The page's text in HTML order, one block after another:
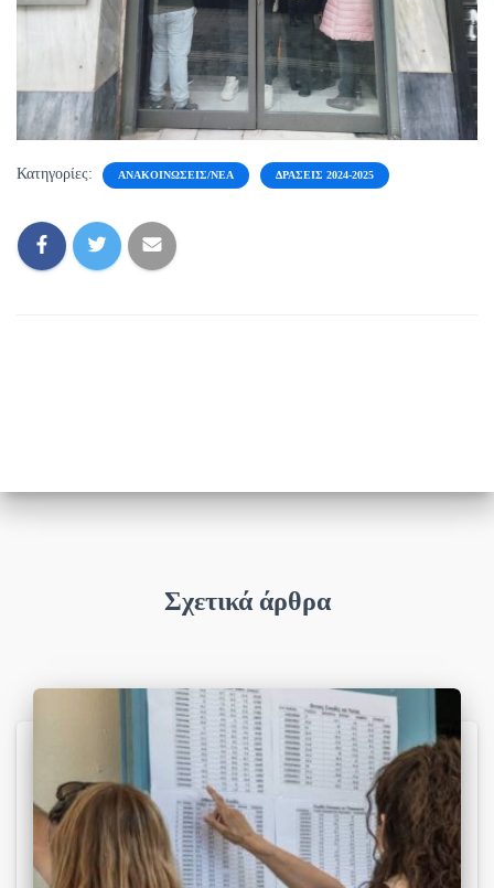
Κατηγορίες: ΑΝΑΚΟΙΝΏΣΕΙΣ/ΝΈΑ ΔΡΆΣΕΙΣ 2024-2025
Σχετικά άρθρα